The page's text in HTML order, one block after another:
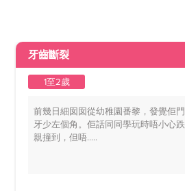
牙齒斷裂
1至2歲
前幾日細囡囡從幼稚園番黎，發覺佢門
牙少左個角。佢話同同學玩時唔小心跌
親撞到，但唔.....